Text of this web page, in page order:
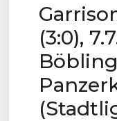
on
(3:0),